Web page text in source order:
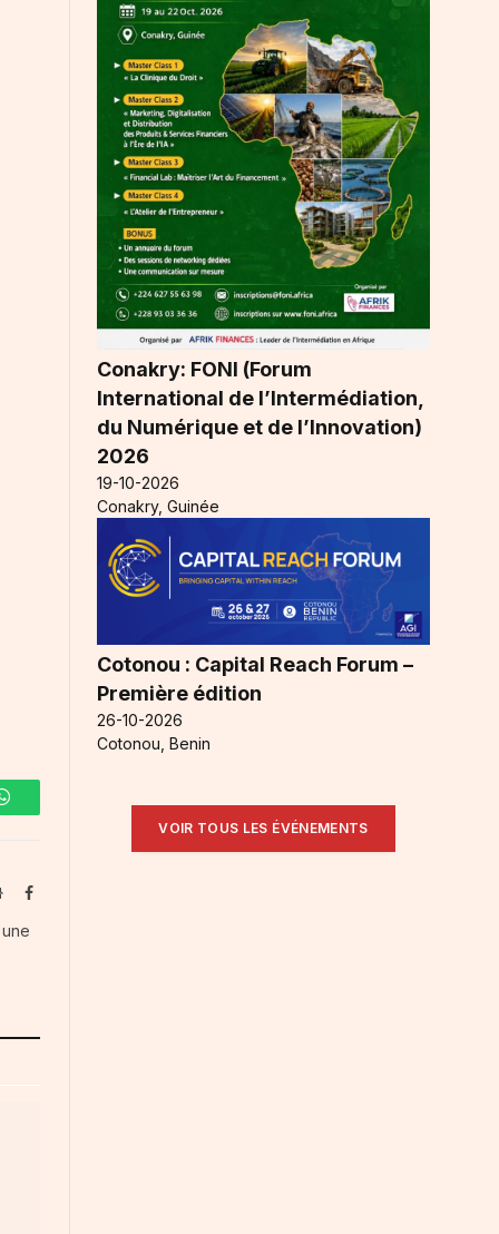
WhatsApp
WebsiteFacebook
Conakry: FONI (Forum
International de l’Intermédiation,
du Numérique et de l’Innovation)
2026
19-10-2026
Conakry, Guinée
Cotonou : Capital Reach Forum –
Première édition
26-10-2026
Cotonou, Benin
VOIR TOUS LES ÉVÉNEMENTS